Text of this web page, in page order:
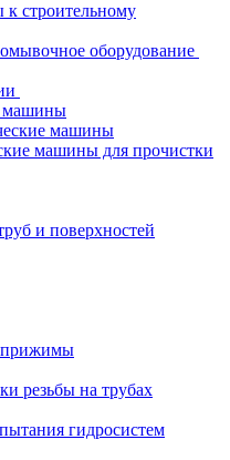
к строительному
оборудование
машины
машины
машины для прочистки
и поверхностей
резьбы на трубах
гидросистем